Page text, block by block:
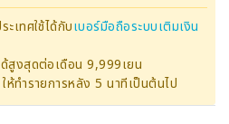
เทศใช้ได้กับเบอร์มือถือระบบเติมเงิน
สูงสุดต่อเดือน 9,999เยน
ห้ทำรายการหลัง 5 นาทีเป็นต้นไป